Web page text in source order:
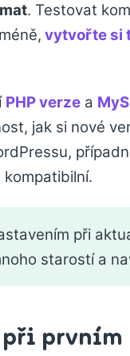
. Testovat
vytvořte si
PHP verze a
jak si nové
při
starostí a